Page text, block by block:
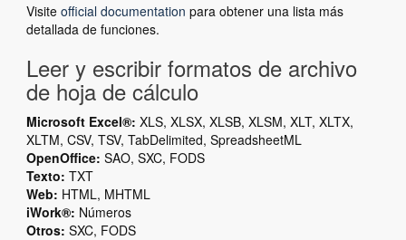
Visite official documentation para obtener una lista más
detallada de funciones.
Leer y escribir formatos de archivo
de hoja de cálculo
Microsoft Excel®: XLS, XLSX, XLSB, XLSM, XLT, XLTX,
XLTM, CSV, TSV, TabDelimited, SpreadsheetML
OpenOffice: SAO, SXC, FODS
Texto: TXT
Web: HTML, MHTML
iWork®: Números
Otros: SXC, FODS